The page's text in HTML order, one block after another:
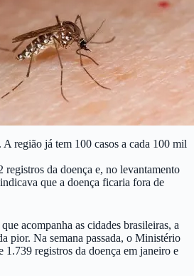
A região já tem 100 casos a cada 100 mil
da doença e, no levantamento
que a doença ficaria fora de
acompanha as cidades brasileiras, a
pior. Na semana passada, o Ministério
registros da doença em janeiro e